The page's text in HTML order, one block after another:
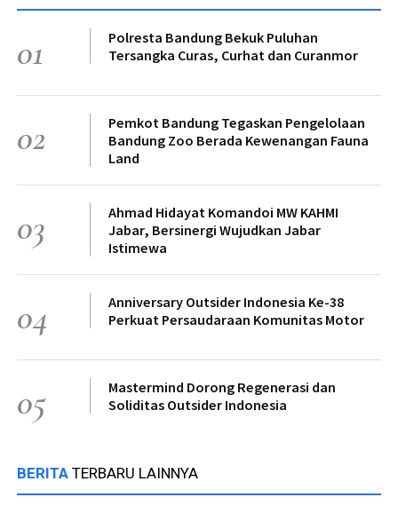
01
Polresta Bandung Bekuk Puluhan
Tersangka Curas, Curhat dan Curanmor
02
Pemkot Bandung Tegaskan Pengelolaan
Bandung Zoo Berada Kewenangan Fauna
Land
03
Ahmad Hidayat Komandoi MW KAHMI
Jabar, Bersinergi Wujudkan Jabar
Istimewa
04
Anniversary Outsider Indonesia Ke-38
Perkuat Persaudaraan Komunitas Motor
05
Mastermind Dorong Regenerasi dan
Soliditas Outsider Indonesia
BERITA TERBARU LAINNYA